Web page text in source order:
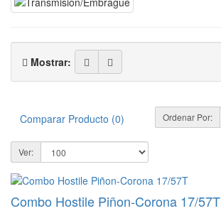
Mostrar:
Comparar Producto (0) Ordenar Por:
Ver:
Combo Hostile Piñon-Corona 17/57T